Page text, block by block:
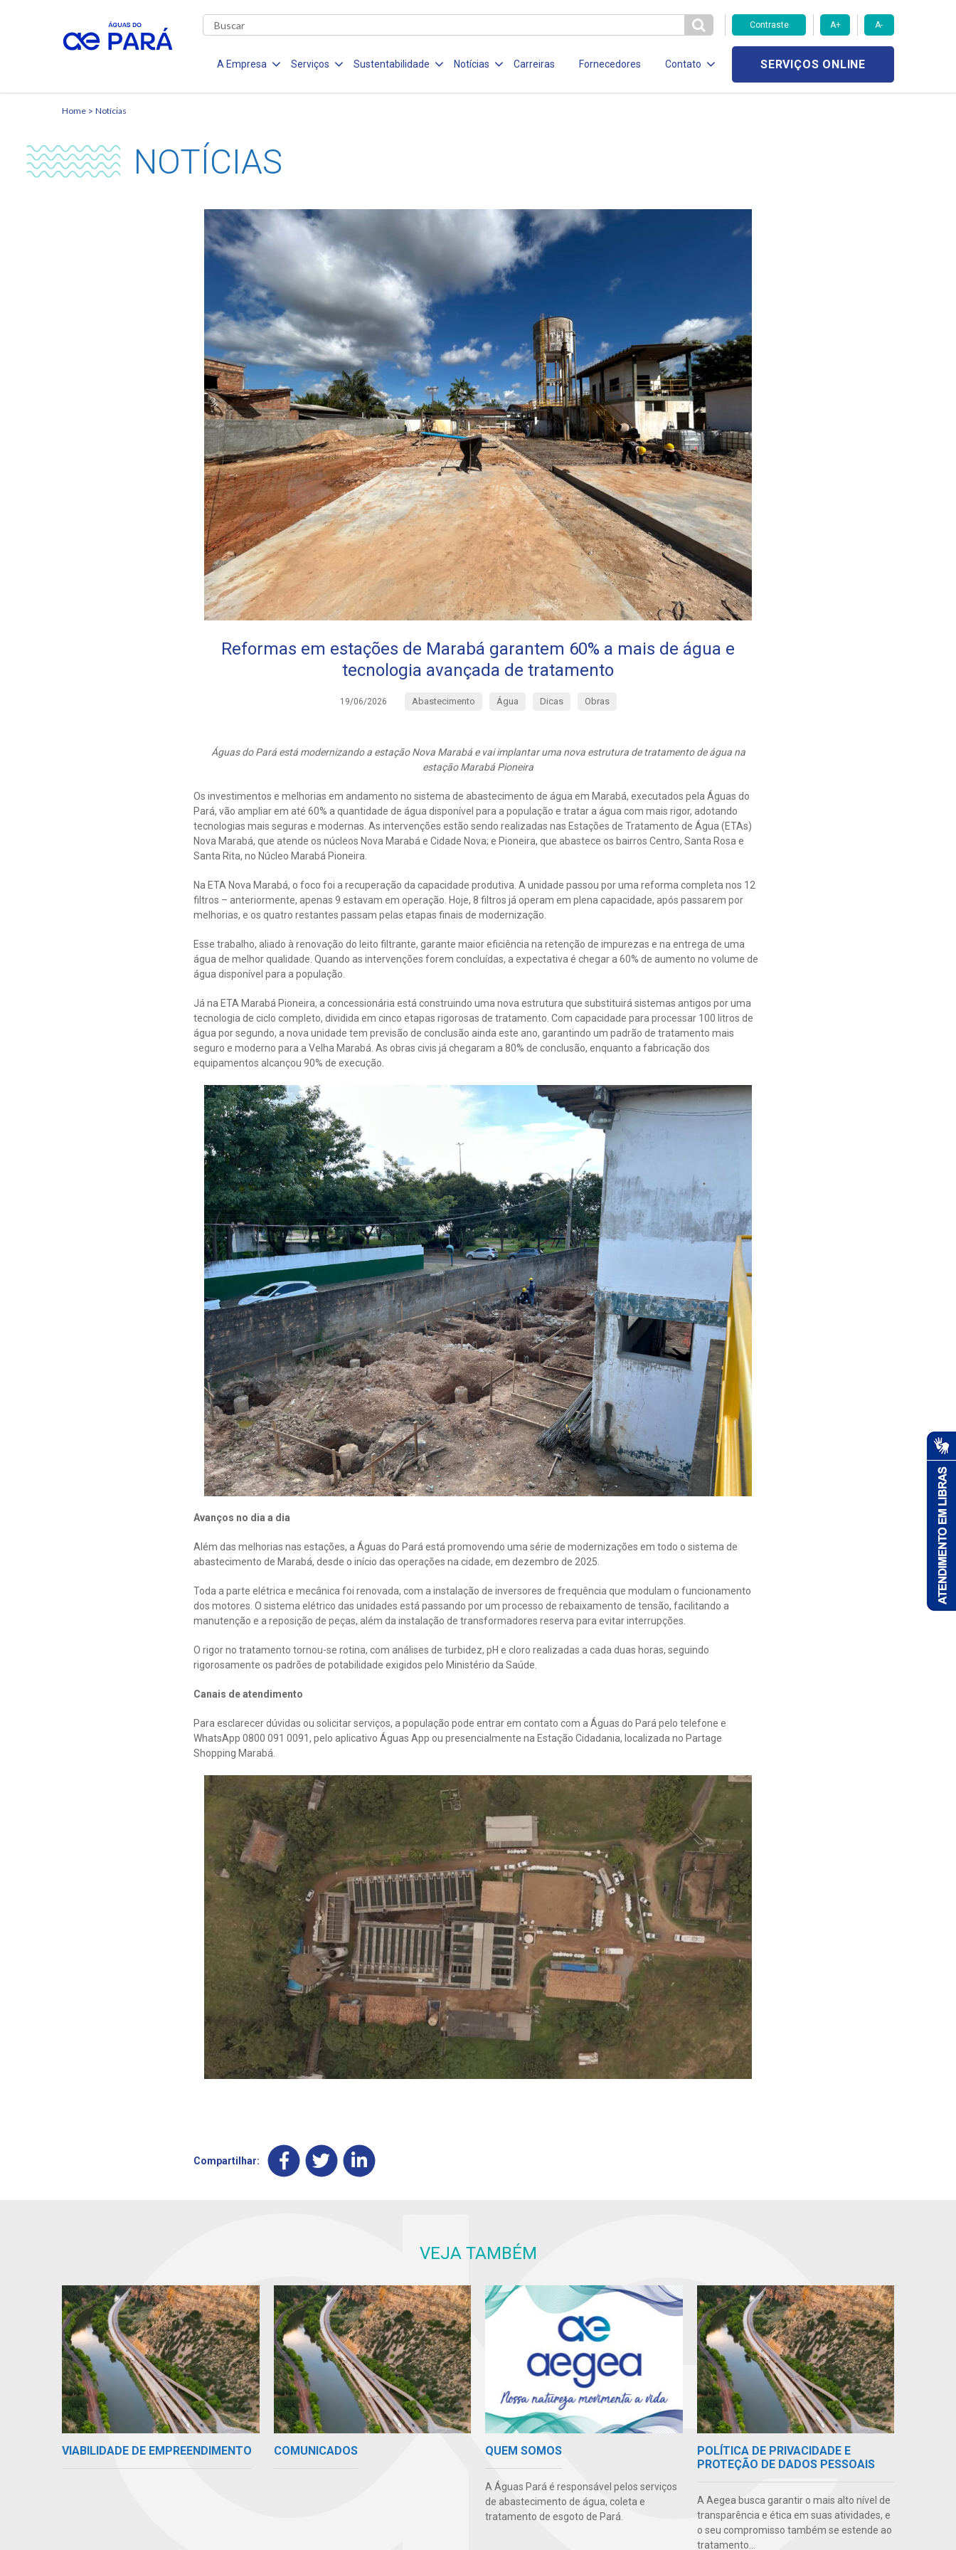
Contraste A+ A-
A Empresa Serviços Sustentabilidade Notícias Carreiras Fornecedores Contato SERVIÇOS ONLINE
Home Notícias
NOTÍCIAS
Reformas em estações de Marabá garantem 60% a mais de água e
tecnologia avançada de tratamento
19/06/2026 Abastecimento Água Dicas Obras
Águas do Pará está modernizando a estação Nova Marabá e vai implantar uma nova estrutura de tratamento de água na
estação Marabá Pioneira
Os investimentos e melhorias em andamento no sistema de abastecimento de água em Marabá, executados pela Águas do
Pará, vão ampliar em até 60% a quantidade de água disponível para a população e tratar a água com mais rigor, adotando
tecnologias mais seguras e modernas. As intervenções estão sendo realizadas nas Estações de Tratamento de Água (ETAs)
Nova Marabá, que atende os núcleos Nova Marabá e Cidade Nova; e Pioneira, que abastece os bairros Centro, Santa Rosa e
Santa Rita, no Núcleo Marabá Pioneira.
Na ETA Nova Marabá, o foco foi a recuperação da capacidade produtiva. A unidade passou por uma reforma completa nos 12
filtros – anteriormente, apenas 9 estavam em operação. Hoje, 8 filtros já operam em plena capacidade, após passarem por
melhorias, e os quatro restantes passam pelas etapas finais de modernização.
Esse trabalho, aliado à renovação do leito filtrante, garante maior eficiência na retenção de impurezas e na entrega de uma
água de melhor qualidade. Quando as intervenções forem concluídas, a expectativa é chegar a 60% de aumento no volume de
água disponível para a população.
Já na ETA Marabá Pioneira, a concessionária está construindo uma nova estrutura que substituirá sistemas antigos por uma
tecnologia de ciclo completo, dividida em cinco etapas rigorosas de tratamento. Com capacidade para processar 100 litros de
água por segundo, a nova unidade tem previsão de conclusão ainda este ano, garantindo um padrão de tratamento mais
seguro e moderno para a Velha Marabá. As obras civis já chegaram a 80% de conclusão, enquanto a fabricação dos
equipamentos alcançou 90% de execução.
Avanços no dia a dia
Além das melhorias nas estações, a Águas do Pará está promovendo uma série de modernizações em todo o sistema de
abastecimento de Marabá, desde o início das operações na cidade, em dezembro de 2025.
Toda a parte elétrica e mecânica foi renovada, com a instalação de inversores de frequência que modulam o funcionamento
dos motores. O sistema elétrico das unidades está passando por um processo de rebaixamento de tensão, facilitando a
manutenção e a reposição de peças, além da instalação de transformadores reserva para evitar interrupções.
O rigor no tratamento tornou-se rotina, com análises de turbidez, pH e cloro realizadas a cada duas horas, seguindo
rigorosamente os padrões de potabilidade exigidos pelo Ministério da Saúde.
Canais de atendimento
Para esclarecer dúvidas ou solicitar serviços, a população pode entrar em contato com a Águas do Pará pelo telefone e
WhatsApp 0800 091 0091, pelo aplicativo Águas App ou presencialmente na Estação Cidadania, localizada no Partage
Shopping Marabá.
Compartilhar:
VEJA TAMBÉM
VIABILIDADE DE EMPREENDIMENTO COMUNICADOS QUEM SOMOS
A Águas Pará é responsável pelos serviços
de abastecimento de água, coleta e
tratamento de esgoto de Pará.
POLÍTICA DE PRIVACIDADE E
PROTEÇÃO DE DADOS PESSOAIS
A Aegea busca garantir o mais alto nível de
transparência e ética em suas atividades, e
o seu compromisso também se estende ao
tratamento...